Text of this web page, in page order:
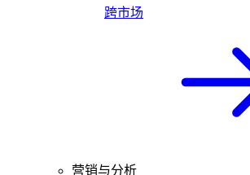
跨市场
营销与分析